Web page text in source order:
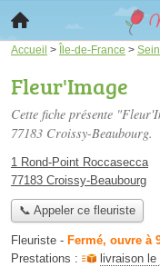
Accueil > Île-de-France >
Fleur'Image
Cette fiche présente
77183 Croissy-Beaubourg.
1 Rond-Point Roccasecca
77183 Croissy-Beaubourg
📞 Appeler ce fleuriste
Fleuriste - Fermé, ouvre à
Prestations :
livraison